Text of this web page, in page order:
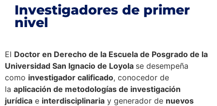
Investigadores de primer
nivel
El Doctor en Derecho de la Escuela de Posgrado de la
Universidad San Ignacio de Loyola se desempeña
como investigador calificado, conocedor de
la aplicación de metodologías de investigación
jurídica e interdisciplinaria y generador de nuevos